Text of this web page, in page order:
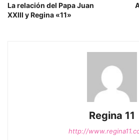
La relación del Papa Juan
XXIII y Regina «11»
Regina 11
http://